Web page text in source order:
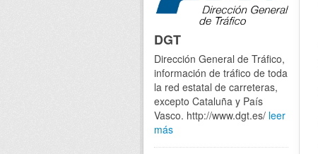
DGT
Dirección General de Tráfico,
información de tráfico de toda
la red estatal de carreteras,
excepto Cataluña y País
Vasco. http://www.dgt.es/ leer
más